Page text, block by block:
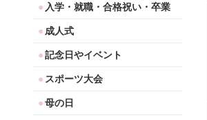
入学・就職・合格祝い・卒業
成人式
記念日やイベント
スポーツ大会
母の日